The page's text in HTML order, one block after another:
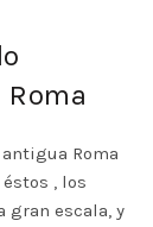
Roma
, los
gran escala, y